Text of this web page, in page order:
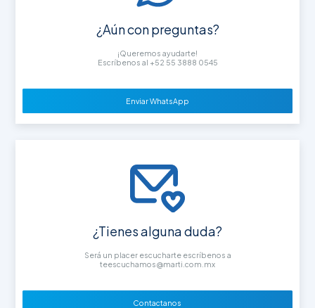
¿Aún con preguntas?
¡Queremos ayudarte!
Escríbenos al +52 55 3888 0545
Enviar WhatsApp
¿Tienes alguna duda?
Será un placer escucharte escríbenos a
teescuchamos@marti.com.mx
Contactanos